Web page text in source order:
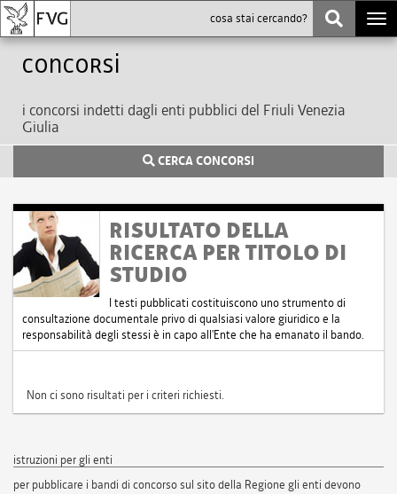
Concorsi
i concorsi indetti dagli enti pubblici del Friuli Venezia
Giulia
CERCA CONCORSI
RISULTATO DELLA
RICERCA PER TITOLO DI
STUDIO
I testi pubblicati costituiscono uno strumento di
consultazione documentale privo di qualsiasi valore giuridico e la
responsabilità degli stessi è in capo all'Ente che ha emanato il bando.
Non ci sono risultati per i criteri richiesti.
istruzioni per gli enti
per pubblicare i bandi di concorso sul sito della Regione gli enti devono